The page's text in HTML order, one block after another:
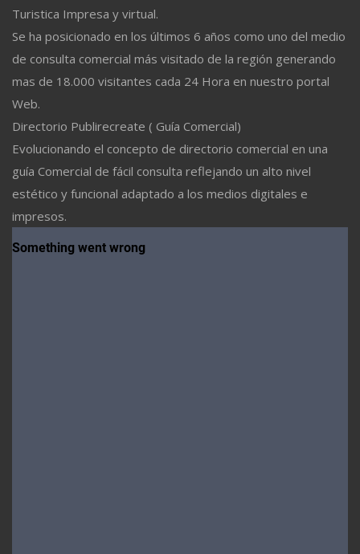
Turistica Impresa y virtual.
Se ha posicionado en los últimos 6 años como uno del medio
de consulta comercial más visitado de la región generando
mas de 18.000 visitantes cada 24 Hora en nuestro portal
Web.
Directorio Publirecreate ( Guía Comercial)
Evolucionando el concepto de directorio comercial en una
guía Comercial de fácil consulta reflejando un alto nivel
estético y funcional adaptado a los medios digitales e
impresos.